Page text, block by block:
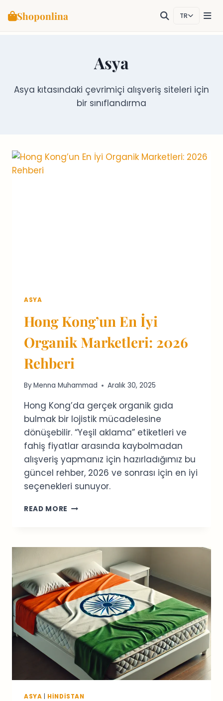
Shoponlina TR
Asya
Asya kıtasındaki çevrimiçi alışveriş siteleri için
bir sınıflandırma
ASYA
Hong Kong’un En İyi
Organik Marketleri: 2026
Rehberi
ByMenna Muhammad Aralık 30, 2025
Hong Kong’da gerçek organik gıda
bulmak bir lojistik mücadelesine
dönüşebilir. “Yeşil aklama” etiketleri ve
fahiş fiyatlar arasında kaybolmadan
alışveriş yapmanız için hazırladığımız bu
güncel rehber, 2026 ve sonrası için en iyi
seçenekleri sunuyor.
READ MORE HONG
ORGANIK
MARKETLERI:
2026
REHBERI
ASYA HINDISTAN